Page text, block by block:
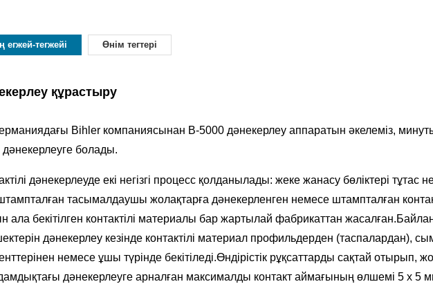
егжей-тегжейі Өнім тегтері
құрастыру
Bihler компаниясынан B-5000 дәнекерлеу аппаратын әкелеміз,
болады.
дәнекерлеуде екі негізгі процесс қолданылады: жеке жанасу бөліктері тұтас
тасымалдаушы жолақтарға дәнекерленген немесе штампталған
ала бекітілген контактілі материалы бар жартылай фабрикаттан
дәнекерлеу кезінде контактілі материал профильдерден (таспалардан),
немесе ұшы түрінде бекітіледі.Өндірістік рұқсаттарды сақтай отырып,
дәнекерлеуге арналған максималды контакт аймағының өлшемі 5 x 5